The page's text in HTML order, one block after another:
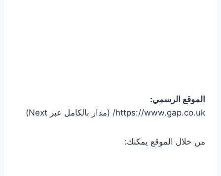
الموقع الرسمي:
https://www.gap.co.uk/ (مدار بالكامل عبر Next)
من خلال الموقع يمكنك: